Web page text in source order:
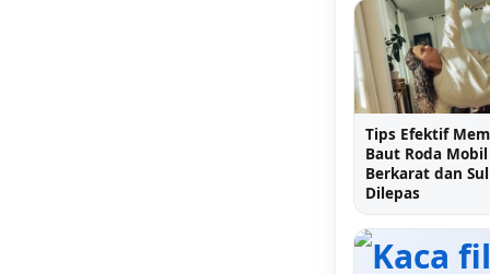
Tips Efektif
Baut Roda
Berkarat dan
Dilepas